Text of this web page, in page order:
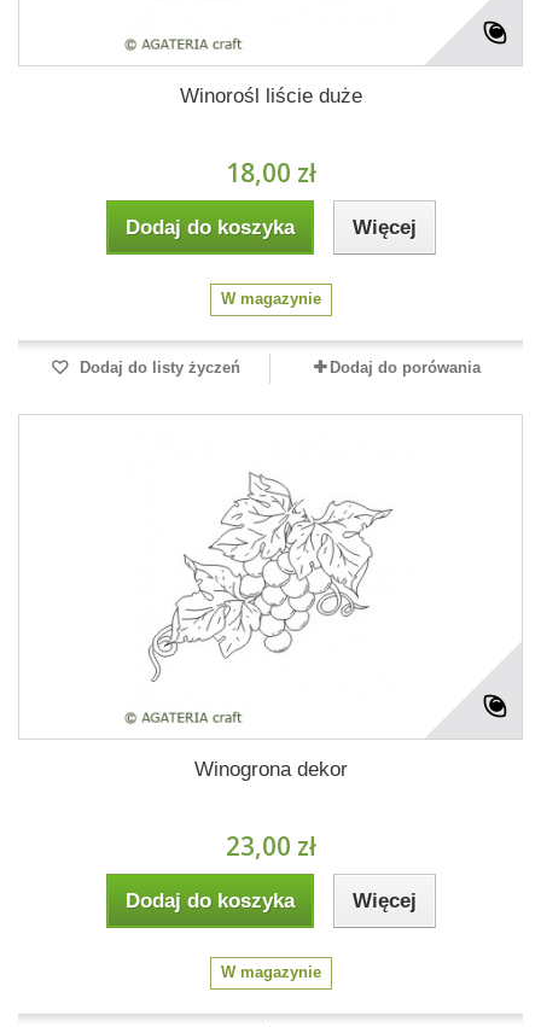
Winorośl liście duże
18,00 zł
Dodaj do koszyka Więcej
W magazynie
Dodaj do listy życzeń Dodaj do porówania
Winogrona dekor
23,00 zł
Dodaj do koszyka Więcej
W magazynie